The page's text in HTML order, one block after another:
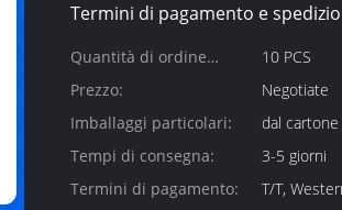
Termini di pagamento e
Quantità di ordine
minimo:
10 PCS
Prezzo:
Negotiate
Imballaggi particolari:
dal cartone
Tempi di consegna:
3-5 giorni
Termini di pagamento:
T/T,